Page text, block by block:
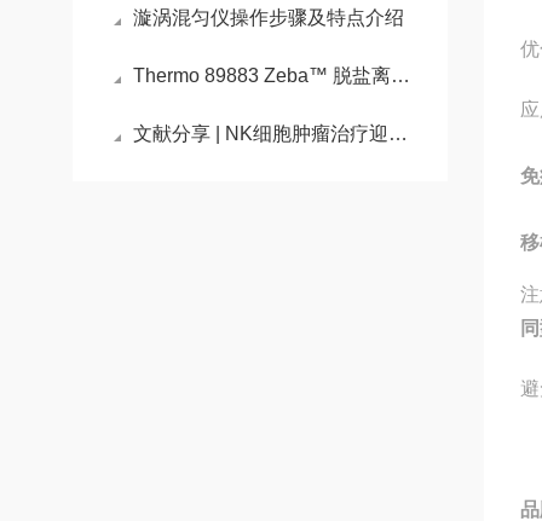
漩涡混匀仪操作步骤及特点介绍
Thermo 89883 Zeba™ 脱盐离心柱、板和纯化柱，7K MWCO
文献分享 | NK细胞肿瘤治疗迎来新突破